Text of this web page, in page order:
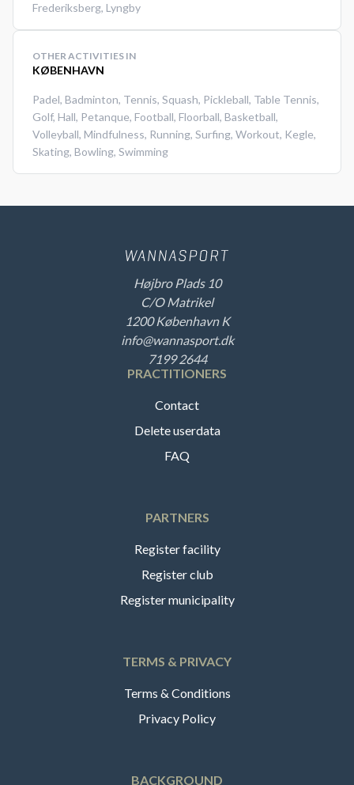
Frederiksberg, Lyngby
OTHER ACTIVITIES IN
KØBENHAVN
Padel, Badminton, Tennis, Squash, Pickleball, Table Tennis,
Golf, Hall, Petanque, Football, Floorball, Basketball,
Volleyball, Mindfulness, Running, Surfing, Workout, Kegle,
Skating, Bowling, Swimming
Højbro Plads 10
C/O Matrikel
1200 København K
info@wannasport.dk
7199 2644
PRACTITIONERS
Contact
Delete userdata
FAQ
PARTNERS
Register facility
Register club
Register municipality
TERMS & PRIVACY
Terms & Conditions
Privacy Policy
BACKGROUND